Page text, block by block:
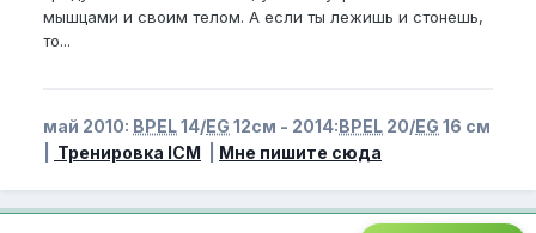
мышцами и своим телом. А если ты лежишь и стонешь,
то...
май 2010: BPEL14/EG 12см - 2014:BPEL 20/EG 16 см
Тренировка ICM Мне пишите сюда